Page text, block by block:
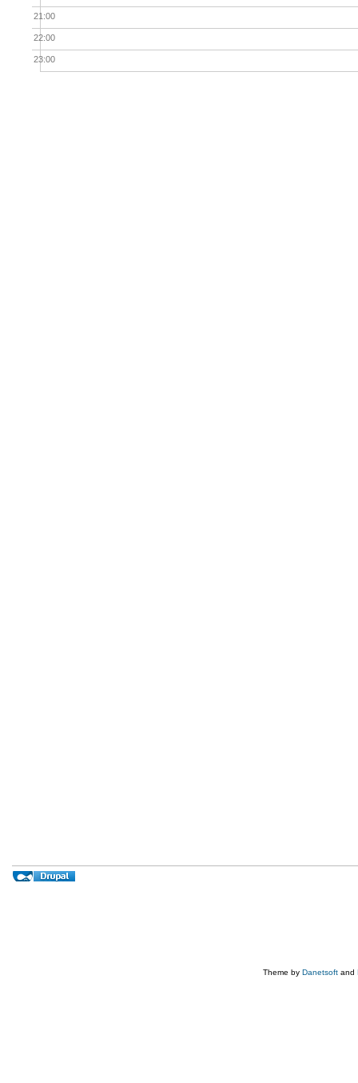
21:00
22:00
23:00
Theme by Danetsoft and